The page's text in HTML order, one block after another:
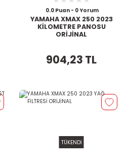
0.0 Puan - 0 Yorum
YAMAHA XMAX 250 2023
KİLOMETRE PANOSU
ORİJİNAL
904,23 TL
TÜKENDİ